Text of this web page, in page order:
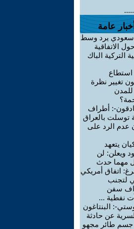
أخبار عامة
سعودي يرد وسط
الاتفاقية
التركية الباك
تغيير نظرة
للمدن
: أطراف
توسلت بالعراق
عدم الرد على
يتعهد
ويعلن: لن
مهما حدث
اتفاق أمريكي
لتجنب
سفن
نفطية ...
: البنتاغون
عن حادثة
طائر مجهو